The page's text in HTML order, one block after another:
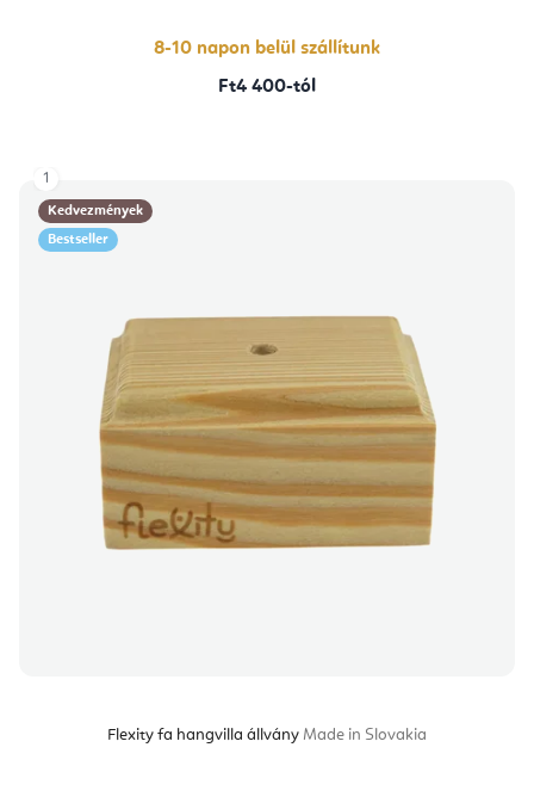
8-10 napon belül szállítunk
Ft4 400-tól
Kedvezmények
Bestseller
Flexity fa hangvilla állvány Made in Slovakia
1